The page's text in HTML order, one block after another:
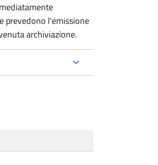
prevedono l'emissione
archiviazione.